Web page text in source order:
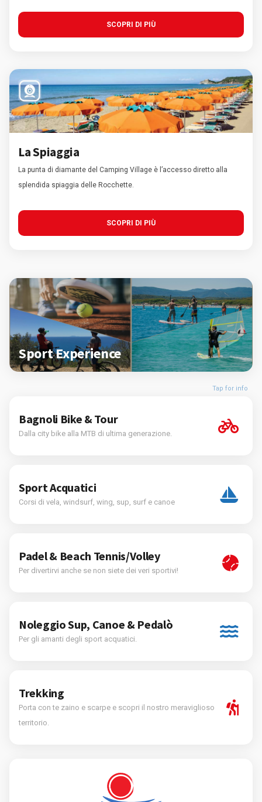
SCOPRI DI PIÙ
La Spiaggia
La punta di diamante del Camping Village è l’accesso diretto alla
splendida spiaggia delle Rocchette.
SCOPRI DI PIÙ
Sport Experience
Tap for info
Bagnoli Bike & Tour
Dalla city bike alla MTB di ultima generazione.
Sport Acquatici
Corsi di vela, windsurf, wing, sup, surf e canoe
Padel & Beach Tennis/Volley
Per divertirvi anche se non siete dei veri sportivi!
Noleggio Sup, Canoe & Pedalò
Per gli amanti degli sport acquatici.
Trekking
Porta con te zaino e scarpe e scopri il nostro meraviglioso
territorio.